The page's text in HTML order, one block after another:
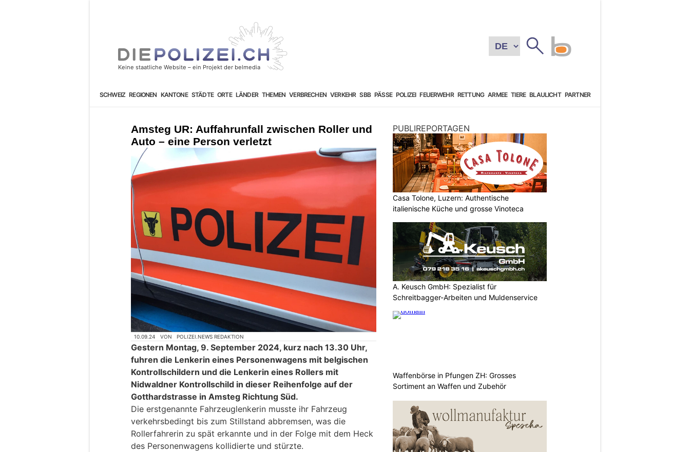
SCHWEIZ REGIONEN KANTONE STÄDTE ORTE LÄNDER THEMEN VERBRECHEN VERKEHR SBB PÄSSE POLIZEI FEUERWEHR RETTUNG ARMEE TIERE BLAULICHT PARTNER
Amsteg UR: Auffahrunfall zwischen Roller und
Auto – eine Person verletzt
10.09.24 VON POLIZEI.NEWS REDAKTION
Gestern Montag, 9. September 2024, kurz nach 13.30 Uhr,
fuhren die Lenkerin eines Personenwagens mit belgischen
Kontrollschildern und die Lenkerin eines Rollers mit
Nidwaldner Kontrollschild in dieser Reihenfolge auf der
Gotthardstrasse in Amsteg Richtung Süd.
Die erstgenannte Fahrzeuglenkerin musste ihr Fahrzeug
verkehrsbedingt bis zum Stillstand abbremsen, was die
Rollerfahrerin zu spät erkannte und in der Folge mit dem Heck
des Personenwagens kollidierte und stürzte.
PUBLIREPORTAGEN
Casa Tolone, Luzern: Authentische
italienische Küche und grosse Vinoteca
A. Keusch GmbH: Spezialist für
Schreitbagger-Arbeiten und Muldenservice
Waffenbörse in Pfungen ZH: Grosses
Sortiment an Waffen und Zubehör